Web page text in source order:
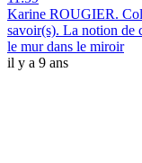
Karine ROUGIER.
savoir(s). La notion de
le mur dans le miroir
il y a 9 ans